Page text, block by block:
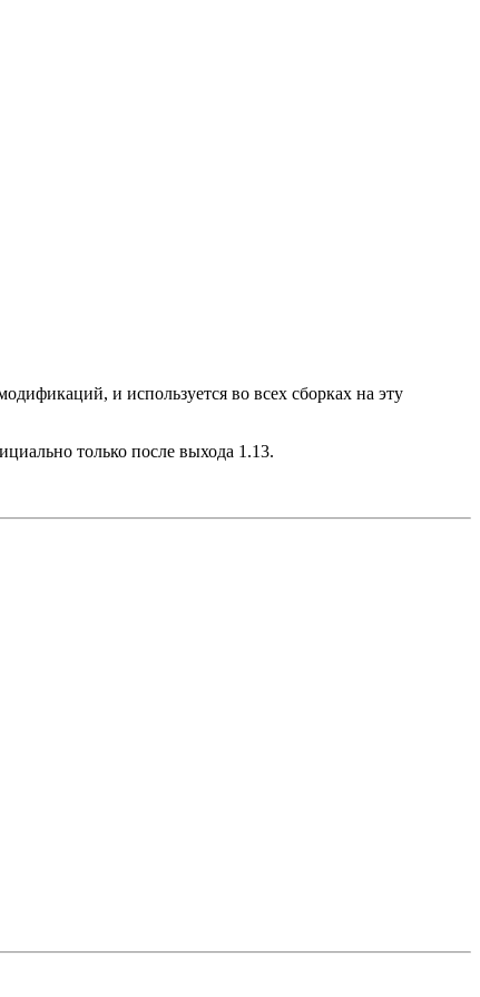
и используется во всех сборках на эту
только после выхода 1.13.